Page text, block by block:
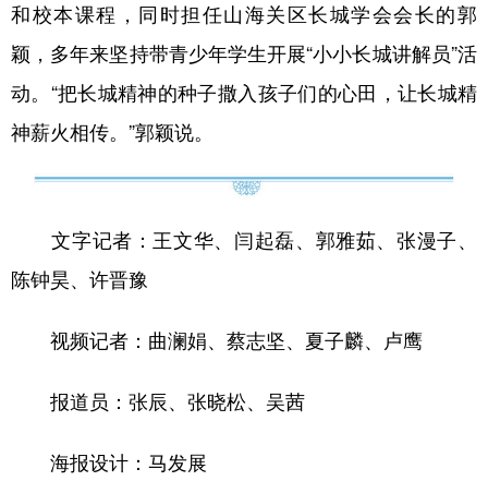
和校本课程，同时担任山海关区长城学会会长的郭
颖，多年来坚持带青少年学生开展“小小长城讲解员”活
动。“把长城精神的种子撒入孩子们的心田，让长城精
神薪火相传。”郭颖说。
文字记者：王文华、闫起磊、郭雅茹、张漫子、
陈钟昊、许晋豫
视频记者：曲澜娟、蔡志坚、夏子麟、卢鹰
报道员：张辰、张晓松、吴茜
海报设计：马发展